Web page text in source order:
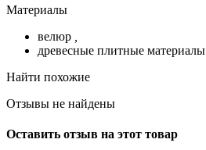
Материалы
велюр
древесные плитные материалы
Найти похожие
Отзывы не найдены
Оставить отзыв на этот товар